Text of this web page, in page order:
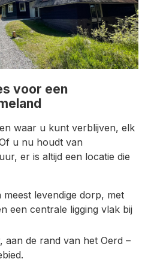
voor een
waar u kunt verblijven, elk
u nu houdt van
er is altijd een locatie die
levendige dorp, met
een centrale ligging vlak bij
aan de rand van het Oerd –